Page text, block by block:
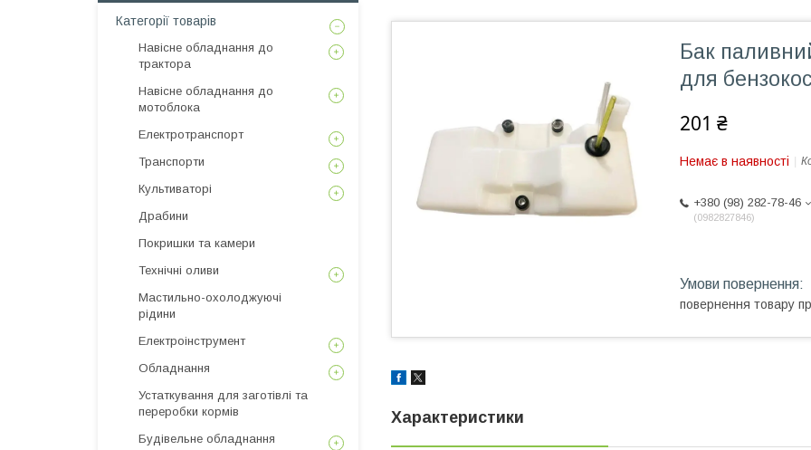
Бак
для
201 ₴
Немає в наявності
+380 (98) 282-78-46
0982827846
повернення товару
Характеристики
Категорії товарів
Навісне обладнання до
трактора
Навісне обладнання до
мотоблока
Електротранспорт
Транспорти
Культиваторі
Драбини
Покришки та камери
Технічні оливи
Мастильно-охолоджуючі
рідини
Електроінструмент
Обладнання
Устаткування для заготівлі та
переробки кормів
Будівельне обладнання